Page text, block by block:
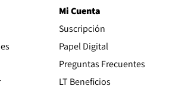
in new window
Mi Cuenta
Suscripción
Papel Digital
Preguntas Frecuentes
LT Beneficios